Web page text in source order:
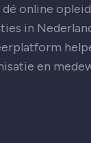
dé online
in
en